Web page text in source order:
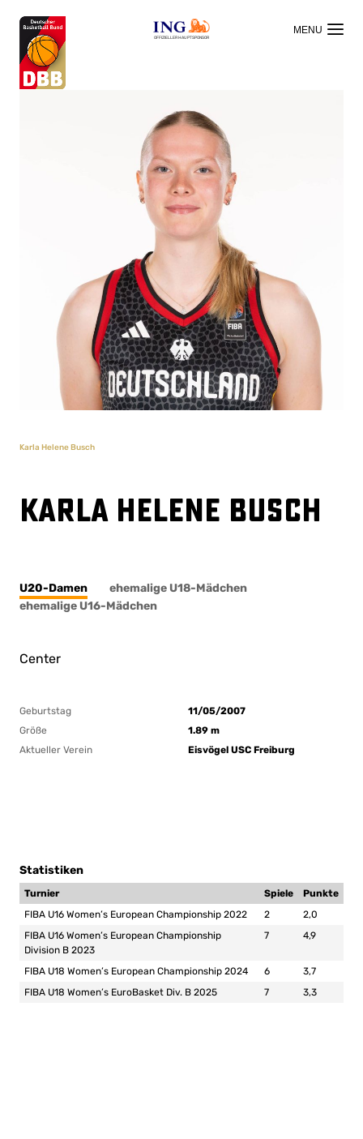
OFFIZIELLER HAUPTSPONSOR
Karla Helene Busch
Karla Helene Busch
U20-Damen
ehemalige U18-Mädchen
ehemalige U16-Mädchen
Center
Geburtstag
11/05/2007
Größe
1.89 m
Aktueller Verein
Eisvögel USC Freiburg
Statistiken
Turnier Spiele
Punkte
FIBA U16 Women’s European Championship 2022
2
2,0
FIBA U16 Women’s European Championship
Division B 2023
7 4,9
FIBA U18 Women’s European Championship 2024 6
3,7
FIBA U18 Women’s EuroBasket Div. B 2025
7 3,3